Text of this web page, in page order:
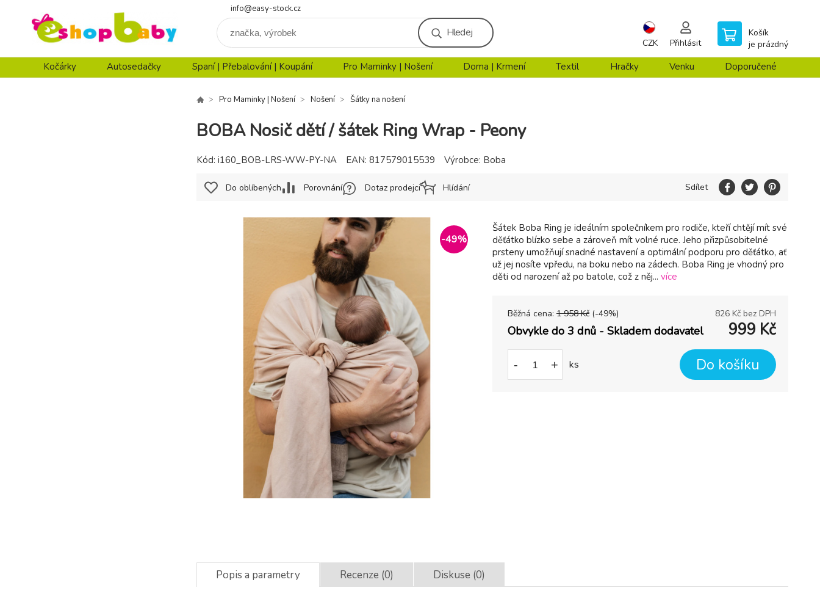
info@easy-stock.cz
Hledej
CZK Přihlásit
Košík
je prázdný
Kočárky Autosedačky Spaní | Přebalování | Koupání Pro Maminky | Nošení Doma | Krmení Textil Hračky Venku Doporučené
Pro Maminky | Nošení Nošení Šátky na nošení
BOBA Nosič dětí / šátek Ring Wrap - Peony
-49%
Šátek Boba Ring je ideálním společníkem pro rodiče, kteří chtějí mít své
děťátko blízko sebe a zároveň mít volné ruce. Jeho přizpůsobitelné
prsteny umožňují snadné nastavení a optimální podporu pro děťátko, ať
už jej nosíte vpředu, na boku nebo na zádech. Boba Ring je vhodný pro
děti od narození až po batole, což z něj... více
Běžná cena: 1 958 Kč (-49%) 826 Kč bez DPH
Obvykle do 3 dnů - Skladem dodavatel 999 Kč
- + ks Do košíku
Kód: i160_BOB-LRS-WW-PY-NA EAN: 817579015539 Výrobce: Boba
Do oblíbených Porovnání Dotaz prodejci Hlídání Sdílet
Popis a parametry Recenze (0) Diskuse (0)